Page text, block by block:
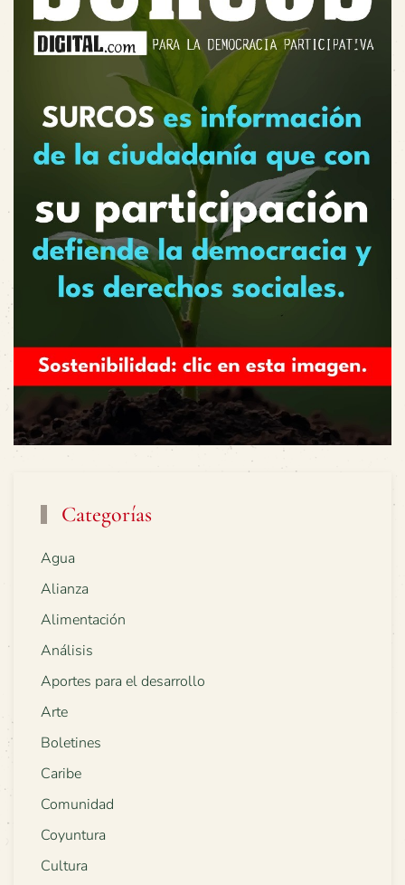
Categorías
Agua
Alianza
Alimentación
Análisis
Aportes para el desarrollo
Arte
Boletines
Caribe
Comunidad
Coyuntura
Cultura